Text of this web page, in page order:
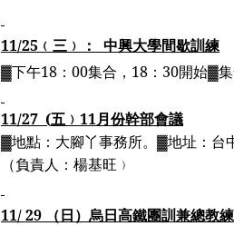
11/25 ﹙三﹚：
中興大學間歇訓練
▓下午18 ： 00集合， 18 ： 30開始▓
11/27 (五﹚ 11月份幹部會議
▓地點：大腳丫事務所。▓地址：台
（負責人：楊基旺﹚
11/ 29
（日）烏日高鐵團訓兼總教